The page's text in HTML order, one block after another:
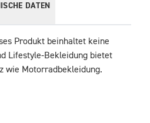
DATEN
Produkt beinhaltet keine
Lifestyle-Bekleidung bietet
wie Motorradbekleidung.